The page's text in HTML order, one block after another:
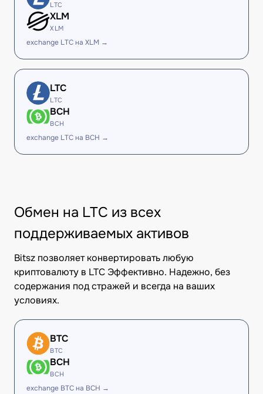
LTC
XLM
XLM
exchange LTC на XLM →
LTC
LTC
BCH
BCH
exchange LTC на BCH →
Обмен на LTC из всех
поддерживаемых активов
Bitsz позволяет конвертировать любую
криптовалюту в LTC Эффективно. Надежно, без
содержания под стражей и всегда на ваших
условиях.
BTC
BTC
BCH
BCH
exchange BTC на BCH →